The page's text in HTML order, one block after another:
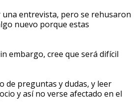
una entrevista, pero se rehusaron
nuevo porque estas
embargo, cree que será difícil
de preguntas y dudas, y leer
y así no verse afectado en el